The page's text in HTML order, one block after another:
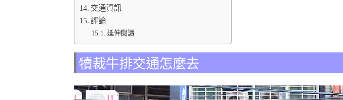
交通資訊
評論
延伸閱讀
犢裁牛排交通怎麼去